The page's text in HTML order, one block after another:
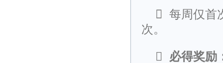
 每周仅首
次。
 必得奖励